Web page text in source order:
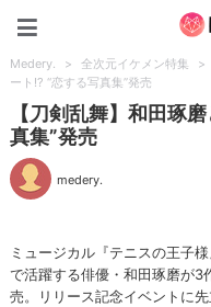
Medery. > 全次元イケメン特集 >
ート!? “恋する写真集”発売
【刀剣乱舞】和田琢
真集”発売
medery.
ミュージカル『テニスの王子
で活躍する俳優・和田琢磨が
売。リリース記念イベントに